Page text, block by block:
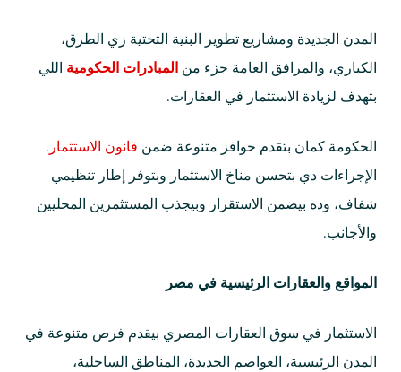
المدن الجديدة ومشاريع تطوير البنية التحتية زي الطرق،
الكباري، والمرافق العامة جزء من المبادرات الحكومية اللي
بتهدف لزيادة الاستثمار في العقارات.
الحكومة كمان بتقدم حوافز متنوعة ضمن قانون الاستثمار .
الإجراءات دي بتحسن مناخ الاستثمار وبتوفر إطار تنظيمي
شفاف، وده بيضمن الاستقرار وبيجذب المستثمرين المحليين
والأجانب.
المواقع والعقارات الرئيسية في مصر
الاستثمار في سوق العقارات المصري بيقدم فرص متنوعة في
المدن الرئيسية، العواصم الجديدة، المناطق الساحلية،